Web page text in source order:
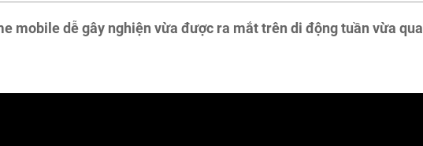
mobile dễ gây nghiện vừa được ra mắt trên di động tuần vừa qua